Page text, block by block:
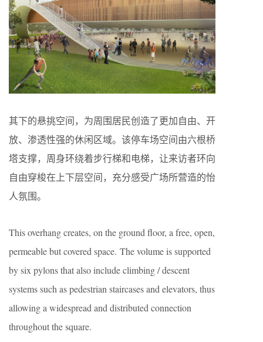
其下的悬挑空间，为周围居民创造了更加自由、开
放、渗透性强的休闲区域。该停车场空间由六根桥
塔支撑，周身环绕着步行梯和电梯，让来访者环向
自由穿梭在上下层空间，充分感受广场所营造的怡
人氛围。
This overhang creates, on the ground floor, a free, open,
permeable but covered space. The volume is supported
by six pylons that also include climbing / descent
systems such as pedestrian staircases and elevators, thus
allowing a widespread and distributed connection
throughout the square.